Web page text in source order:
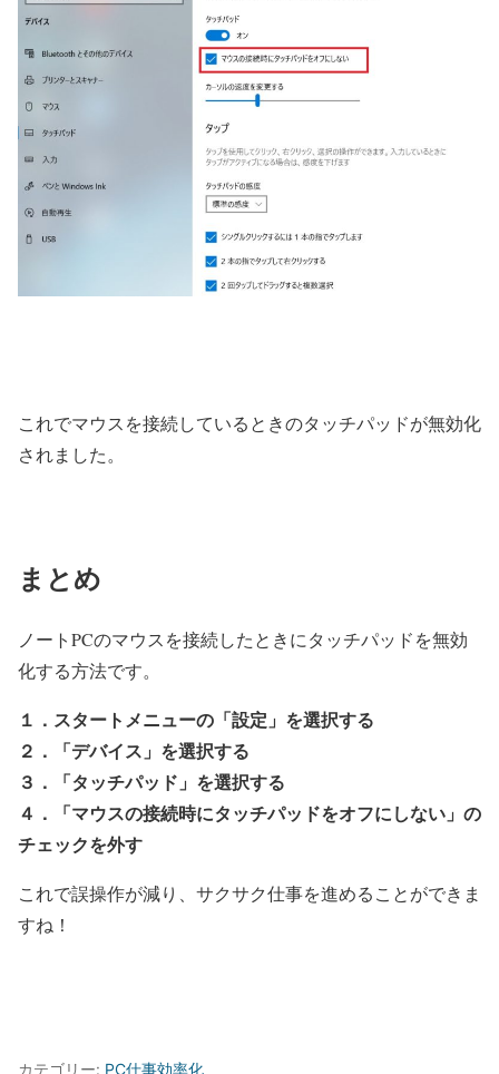
これでマウスを接続しているときのタッチパッドが無効化
されました。
まとめ
ノートPCのマウスを接続したときにタッチパッドを無効
化する方法です。
１．スタートメニューの「設定」を選択する
２．「デバイス」を選択する
３．「タッチパッド」を選択する
４．「マウスの接続時にタッチパッドをオフにしない」の
チェックを外す
これで誤操作が減り、サクサク仕事を進めることができま
すね！
カテゴリー: PC仕事効率化